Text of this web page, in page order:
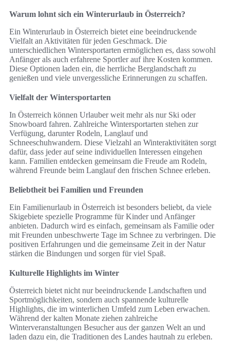
Warum lohnt sich ein Winterurlaub in Österreich?
Ein Winterurlaub in Österreich bietet eine beeindruckende
Vielfalt an Aktivitäten für jeden Geschmack. Die
unterschiedlichen Wintersportarten ermöglichen es, dass sowohl
Anfänger als auch erfahrene Sportler auf ihre Kosten kommen.
Diese Optionen laden ein, die herrliche Berglandschaft zu
genießen und viele unvergessliche Erinnerungen zu schaffen.
Vielfalt der Wintersportarten
In Österreich können Urlauber weit mehr als nur Ski oder
Snowboard fahren. Zahlreiche Wintersportarten stehen zur
Verfügung, darunter Rodeln, Langlauf und
Schneeschuhwandern. Diese Vielzahl an Winteraktivitäten sorgt
dafür, dass jeder auf seine individuellen Interessen eingehen
kann. Familien entdecken gemeinsam die Freude am Rodeln,
während Freunde beim Langlauf den frischen Schnee erleben.
Beliebtheit bei Familien und Freunden
Ein Familienurlaub in Österreich ist besonders beliebt, da viele
Skigebiete spezielle Programme für Kinder und Anfänger
anbieten. Dadurch wird es einfach, gemeinsam als Familie oder
mit Freunden unbeschwerte Tage im Schnee zu verbringen. Die
positiven Erfahrungen und die gemeinsame Zeit in der Natur
stärken die Bindungen und sorgen für viel Spaß.
Kulturelle Highlights im Winter
Österreich bietet nicht nur beeindruckende Landschaften und
Sportmöglichkeiten, sondern auch spannende kulturelle
Highlights, die im winterlichen Umfeld zum Leben erwachen.
Während der kalten Monate ziehen zahlreiche
Winterveranstaltungen Besucher aus der ganzen Welt an und
laden dazu ein, die Traditionen des Landes hautnah zu erleben.